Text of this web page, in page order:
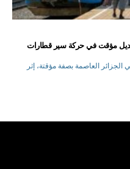
مؤقت في حركة سير قطارات
العاصمة بصفة مؤقتة، إثر